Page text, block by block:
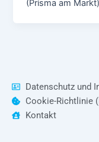
(Prisma am
Datenschutz und
Cookie-Richtlinie
Kontakt